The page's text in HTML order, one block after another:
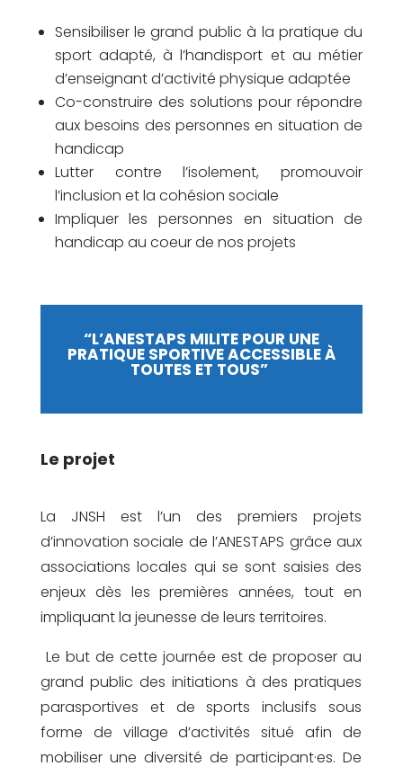
Sensibiliser le grand public à la pratique du
sport adapté, à l’handisport et au métier
d’enseignant d’activité physique adaptée
Co-construire des solutions pour répondre
aux besoins des personnes en situation de
handicap
Lutter contre l’isolement, promouvoir
l’inclusion et la cohésion sociale
Impliquer les personnes en situation de
handicap au coeur de nos projets
“L’ANESTAPS MILITE POUR UNE
PRATIQUE SPORTIVE ACCESSIBLE À
TOUTES ET TOUS”
Le projet
La JNSH est l’un des premiers projets
d’innovation sociale de l’ANESTAPS grâce aux
associations locales qui se sont saisies des
enjeux dès les premières années, tout en
impliquant la jeunesse de leurs territoires.
Le but de cette journée est de proposer au
grand public des initiations à des pratiques
parasportives et de sports inclusifs sous
forme de village d’activités situé afin de
mobiliser une diversité de participant·es. De